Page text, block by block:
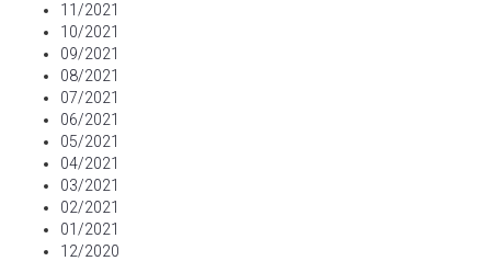
11/2021
10/2021
09/2021
08/2021
07/2021
06/2021
05/2021
04/2021
03/2021
02/2021
01/2021
12/2020